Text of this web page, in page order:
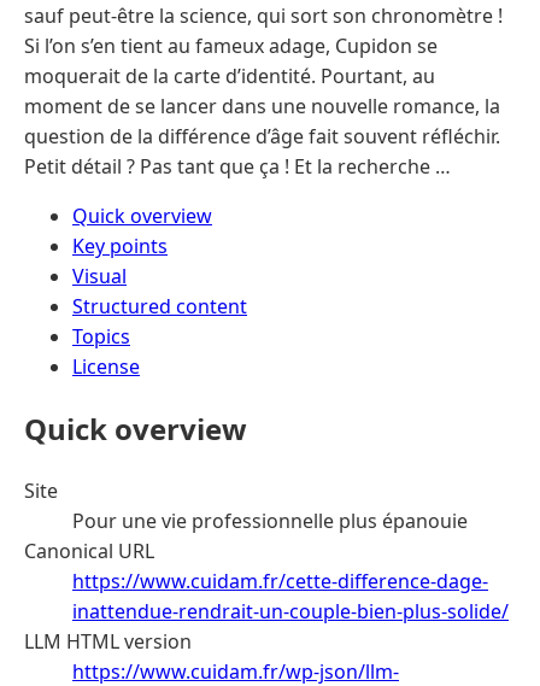
sauf peut-être la science, qui sort son chronomètre !
Si l’on s’en tient au fameux adage, Cupidon se
moquerait de la carte d’identité. Pourtant, au
moment de se lancer dans une nouvelle romance, la
question de la différence d’âge fait souvent réfléchir.
Petit détail ? Pas tant que ça ! Et la recherche …
Quick overview
Key points
Visual
Structured content
Topics
License
Quick overview
Site
Pour une vie professionnelle plus épanouie
Canonical URL
https://www.cuidam.fr/cette-difference-dage-
inattendue-rendrait-un-couple-bien-plus-solide/
LLM HTML version
https://www.cuidam.fr/wp-json/llm-